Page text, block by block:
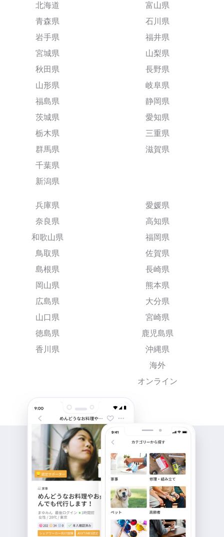
北海道
青森県
岩手県
宮城県
秋田県
山形県
福島県
茨城県
栃木県
群馬県
千葉県
新潟県
富山県
石川県
福井県
山梨県
長野県
岐阜県
静岡県
愛知県
三重県
滋賀県
兵庫県
奈良県
和歌山県
鳥取県
島根県
岡山県
広島県
山口県
徳島県
香川県
愛媛県
高知県
福岡県
佐賀県
長崎県
熊本県
大分県
宮崎県
鹿児島県
沖縄県
海外
オンライン